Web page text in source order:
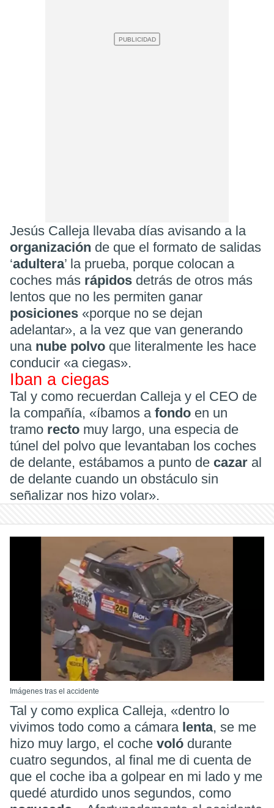
Jesús Calleja llevaba días avisando a la
organización de que el formato de salidas
‘adultera’ la prueba, porque colocan a
coches más rápidos detrás de otros más
lentos que no les permiten ganar
posiciones «porque no se dejan
adelantar», a la vez que van generando
una nube polvo que literalmente les hace
conducir «a ciegas».
Iban a ciegas
Tal y como recuerdan Calleja y el CEO de
la compañía, «íbamos a fondo en un
tramo recto muy largo, una especia de
túnel del polvo que levantaban los coches
de delante, estábamos a punto de cazar al
de delante cuando un obstáculo sin
señalizar nos hizo volar».
Imágenes tras el accidente
Tal y como explica Calleja, «dentro lo
vivimos todo como a cámara lenta, se me
hizo muy largo, el coche voló durante
cuatro segundos, al final me di cuenta de
que el coche iba a golpear en mi lado y me
quedé aturdido unos segundos, como